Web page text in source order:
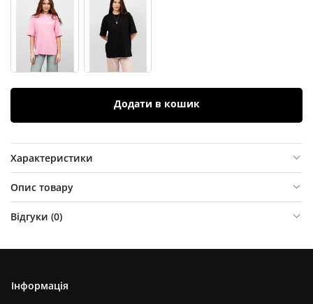
Додати в кошик
Характеристики
Опис товару
Відгуки (0)
Інформація